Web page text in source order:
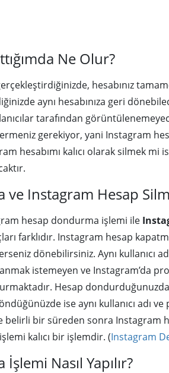
Ne Olur?
hesabınız
aynı hesabınıza geri
tarafından
gerekiyor, yani Instagram
hesabımı kalıcı olarak silmek
Instagram Hesap
hesap dondurma işlemi ile
farklıdır. Instagram hesap
dönebilirsiniz. Aynı kullanıcı
istemeyen ve Instagram’da
Hesap
ise aynı kullanıcı adı
belirli bir süreden sonra Instagram
kalıcı bir işlemdir. (Instagram
Nasıl Yapılır?